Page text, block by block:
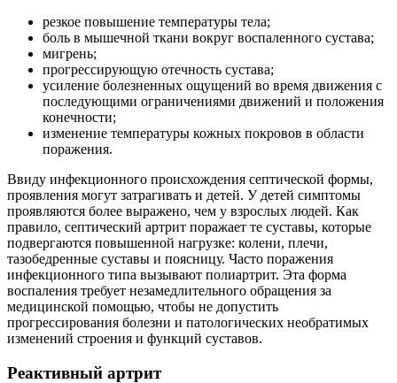
резкое повышение температуры тела;
боль в мышечной ткани вокруг воспаленного сустава;
мигрень;
прогрессирующую отечность сустава;
усиление болезненных ощущений во время движения с
последующими ограничениями движений и положения
конечности;
изменение температуры кожных покровов в области
поражения.
Ввиду инфекционного происхождения септической формы,
проявления могут затрагивать и детей. У детей симптомы
проявляются более выражено, чем у взрослых людей. Как
правило, септический артрит поражает те суставы, которые
подвергаются повышенной нагрузке: колени, плечи,
тазобедренные суставы и поясницу. Часто поражения
инфекционного типа вызывают полиартрит. Эта форма
воспаления требует незамедлительного обращения за
медицинской помощью, чтобы не допустить
прогрессирования болезни и патологических необратимых
изменений строения и функций суставов.
Реактивный артрит